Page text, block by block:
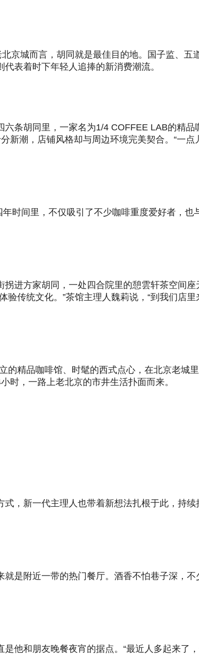
京城而言，胡同就是最佳目的地。国子监、
表着时下年轻人追捧的新消费潮流。
条胡同里，一家名为1/4 COFFEE LAB的精品
潮，店铺风格却与周边环境完美契合。“一点
时间里，不仅吸引了不少咖啡重度爱好者，
进方家胡同，一处四合院里的憩雲轩茶空间
验传统文化。”茶馆主理人魏莉说，“到我们店
精品咖啡馆、时髦的西式点心，在北京老城
时，一路上老北京的市井生活扑面而来。
，新一代主理人也带着新想法扎根于此，持
是附近一带的热门餐厅。酒香不怕巷子深，
他和朋友晚餐夜宵的据点。“最近人多起来了